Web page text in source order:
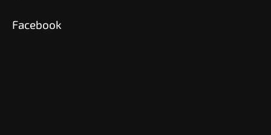
Facebook